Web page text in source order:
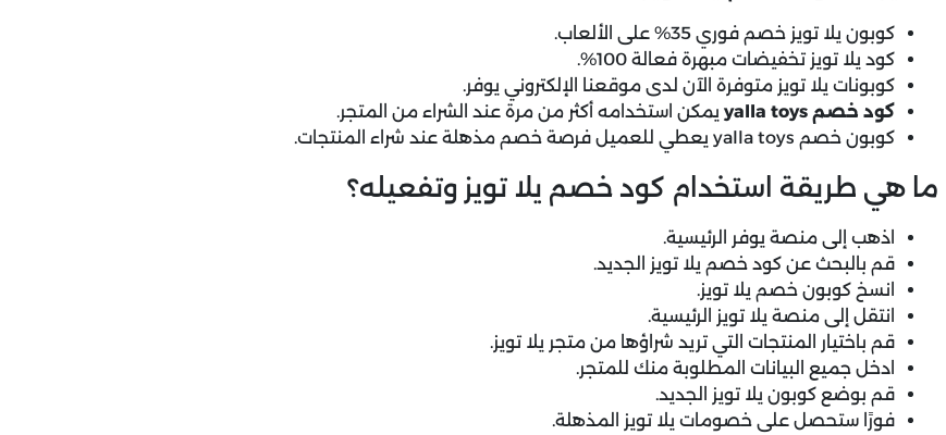
كوبون يلا تويز خصم فوري 35% على الألعاب.
كود يلا تويز تخفيضات مبهرة فعالة 100%.
كوبونات يلا تويز متوفرة الآن لدى موقعنا الإلكتروني يوفر.
كود خصم yalla toys
يمكن استخدامه أكثر من مرة عند الشراء من المتجر.
كوبون خصم yalla toys يعطي للعميل فرصة خصم مذهلة عند شراء المنتجات.
ما هي طريقة استخدام كود خصم يلا تويز وتفعيله؟
اذهب إلى منصة يوفر الرئيسية.
قم بالبحث عن كود خصم يلا تويز الجديد.
انسخ كوبون خصم يلا تويز.
انتقل إلى منصة يلا تويز الرئيسية.
قم باختيار المنتجات التي تريد شراؤها من متجر يلا تويز.
ادخل جميع البيانات المطلوبة منك للمتجر.
قم بوضع كوبون يلا تويز الجديد.
فورًا ستحصل على خصومات يلا تويز المذهلة.